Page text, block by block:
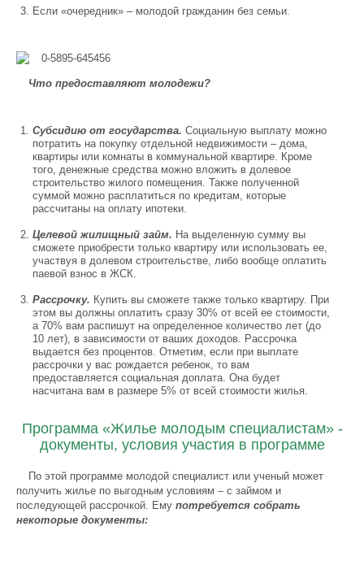
Если «очередник» – молодой гражданин без семьи.
Что предоставляют молодежи?
Субсидию от государства. Социальную выплату можно
потратить на покупку отдельной недвижимости – дома,
квартиры или комнаты в коммунальной квартире. Кроме
того, денежные средства можно вложить в долевое
строительство жилого помещения. Также полученной
суммой можно расплатиться по кредитам, которые
рассчитаны на оплату ипотеки.
Целевой жилищный займ. На выделенную сумму вы
сможете приобрести только квартиру или использовать ее,
участвуя в долевом строительстве, либо вообще оплатить
паевой взнос в ЖСК.
Рассрочку. Купить вы сможете также только квартиру. При
этом вы должны оплатить сразу 30% от всей ее стоимости,
а 70% вам распишут на определенное количество лет (до
10 лет), в зависимости от ваших доходов. Рассрочка
выдается без процентов. Отметим, если при выплате
рассрочки у вас рождается ребенок, то вам
предоставляется социальная доплата. Она будет
насчитана вам в размере 5% от всей стоимости жилья.
Программа «Жилье молодым специалистам» -
документы, условия участия в программе
По этой программе молодой специалист или ученый может
получить жилье по выгодным условиям – с займом и
последующей рассрочкой. Ему потребуется собрать
некоторые документы: